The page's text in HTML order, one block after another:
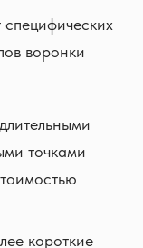
воронки
точками
короткие